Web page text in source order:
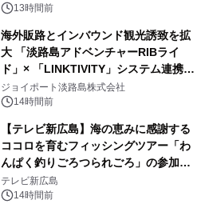
メニューが展開されます
13時間前
海外販路とインバウンド観光誘致を拡
大 「淡路島アドベンチャーRIBライ
ド」× 「LINKTIVITY」システム連携を
開始！
ジョイポート淡路島株式会社
14時間前
【テレビ新広島】海の恵みに感謝する
ココロを育むフィッシングツアー「わ
んぱく釣りごろつられごろ」の参加小
学生を募集
テレビ新広島
14時間前